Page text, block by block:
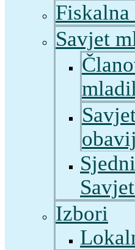
Savjet
Izbori